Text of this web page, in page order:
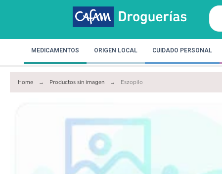
MEDICAMENTOS ORIGEN LOCAL CUIDADO PERSONAL
Home Productos sin imagen Eszopilo